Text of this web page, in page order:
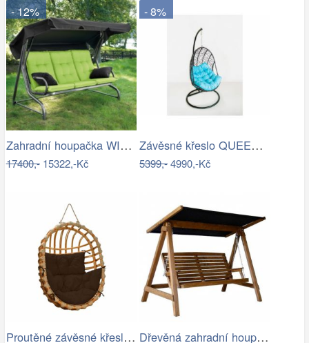
- 12%
Zahradní houpačka WIENN - GD
17400,-15322,-Kč
- 8%
Závěsné křeslo QUEEN, modrý sedák
5399,-4990,-Kč
Proutěné závěsné křeslo Lena, přírodní… Dřevěná zahradní houpačka Lucas pro 4…